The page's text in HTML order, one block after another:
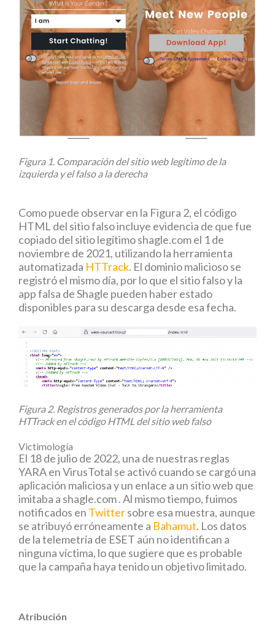
Figura 1. Comparación del sitio web legítimo de la
izquierda y el falso a la derecha
Como puede observar en la Figura 2, el código
HTML del sitio falso incluye evidencia de que fue
copiado del sitio legítimo shagle.com el 1 de
noviembre de 2021, utilizando la herramienta
automatizada HTTrack. El dominio malicioso se
registró el mismo día, por lo que el sitio falso y la
app falsa de Shagle pueden haber estado
disponibles para su descarga desde esa fecha.
Figura 2. Registros generados por la herramienta
HTTrack en el código HTML del sitio web falso
Victimología
El 18 de julio de 2022, una de nuestras reglas
YARA en VirusTotal se activó cuando se cargó una
aplicación maliciosa y un enlace a un sitio web que
imitaba a shagle.com . Al mismo tiempo, fuimos
notificados en Twittersobre esa muestra, aunque
se atribuyó erróneamente a Bahamut. Los datos
de la telemetría de ESET aún no identifican a
ninguna víctima, lo que sugiere que es probable
que la campaña haya tenido un objetivo limitado.
Atribución